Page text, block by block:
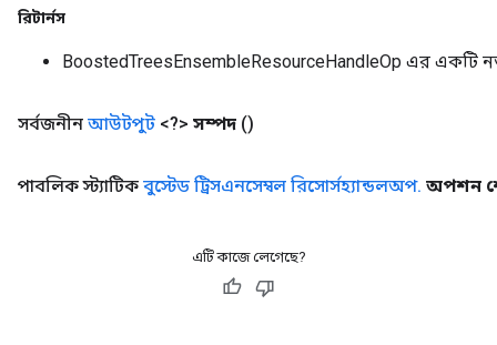
রিটার্নস
BoostedTreesEnsembleResourceHandleOp এর একটি
সর্বজনীন আউটপুট <?> সম্পদ ()
পাবলিক স্ট্যাটিক বুস্টেড ট্রিসএনসেম্বল রিসোর্সহ্যান্ডলঅপ. অপশন
এটি কাজে লেগেছে?